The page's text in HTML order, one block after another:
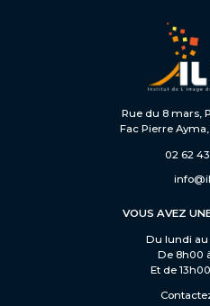
Rue du 8 mars,
Fac Pierre
02 62 43
VOUS AVEZ
Du lundi
De 8h00
Et de